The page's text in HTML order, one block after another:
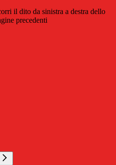
il dito da sinistra a destra dello
precedenti